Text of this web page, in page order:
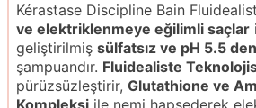
Kérastase Discipline Bain
ve elektriklenmeye eğilimli saçlar
geliştirilmiş sülfatsız ve pH 5.5
şampuandır. Fluidealiste
pürüzsüzleştirir, Glutathione ve